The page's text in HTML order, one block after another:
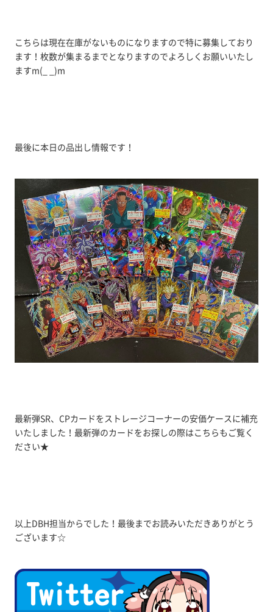
こちらは現在在庫がないものになりますので特に募集しており
ます！枚数が集まるまでとなりますのでよろしくお願いいたし
ますm(_ _)m
最後に本日の品出し情報です！
最新弾SR、CPカードをストレージコーナーの安価ケースに補充
いたしました！最新弾のカードをお探しの際はこちらもご覧く
ださい★
以上DBH担当からでした！最後までお読みいただきありがとう
ございます☆